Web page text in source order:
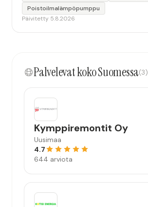
Poistoilmalämpöpumppu
Päivitetty 5.8.2026
Palvelevat koko Suomessa(3)
Kymppiremontit Oy
Uusimaa
4.7
644 arviota